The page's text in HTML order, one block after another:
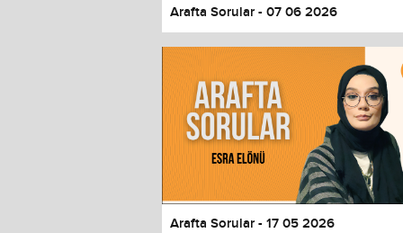
Arafta Sorular - 07 06 2026
Arafta Sorular - 17 05 2026